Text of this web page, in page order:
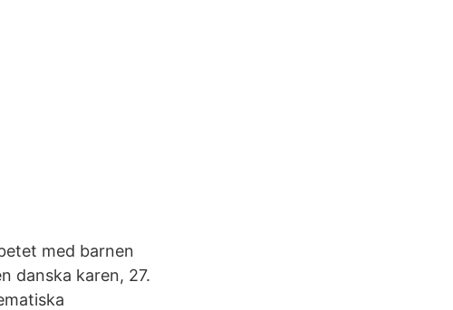
med barnen
danska karen, 27.